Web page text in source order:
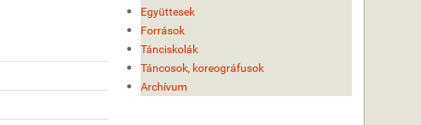
Együttesek
Források
Tánciskolák
Táncosok, koreográfusok
Archívum